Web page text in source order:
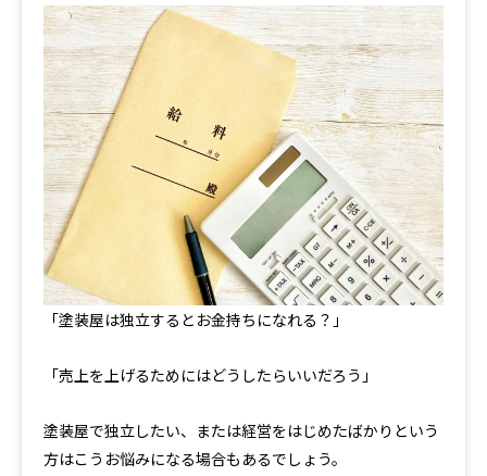
「塗装屋は独立するとお金持ちになれる？」
「売上を上げるためにはどうしたらいいだろう」
塗装屋で独立したい、または経営をはじめたばかりという
方はこうお悩みになる場合もあるでしょう。